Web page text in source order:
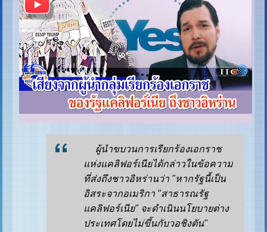
ผู้นำขบวนการเรียกร้องเอกราช
แห่งแคลิฟอร์เนียได้กล่าวในข้อความ
ที่ส่งถึงชาวอิหร่านว่า "หากรัฐนี้เป็น
อิสระจากอเมริกา "สาธารณรัฐ
แคลิฟอร์เนีย" จะดำเนินนโยบายต่าง
ประเทศโดยไม่ขึ้นกับวอชิงตัน"